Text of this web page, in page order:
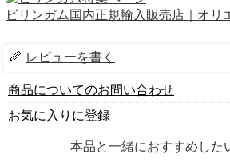
ビリンガム国内正規輸入販売店｜オリ
レビューを書く
商品についてのお問い合わせ
お気に入りに登録
本品と一緒におすすめした